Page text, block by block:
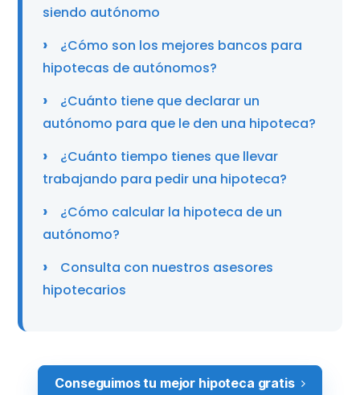
siendo autónomo
¿Cómo son los mejores bancos para
hipotecas de autónomos?
¿Cuánto tiene que declarar un
autónomo para que le den una hipoteca?
¿Cuánto tiempo tienes que llevar
trabajando para pedir una hipoteca?
¿Cómo calcular la hipoteca de un
autónomo?
Consulta con nuestros asesores
hipotecarios
Conseguimos tu mejor hipoteca gratis